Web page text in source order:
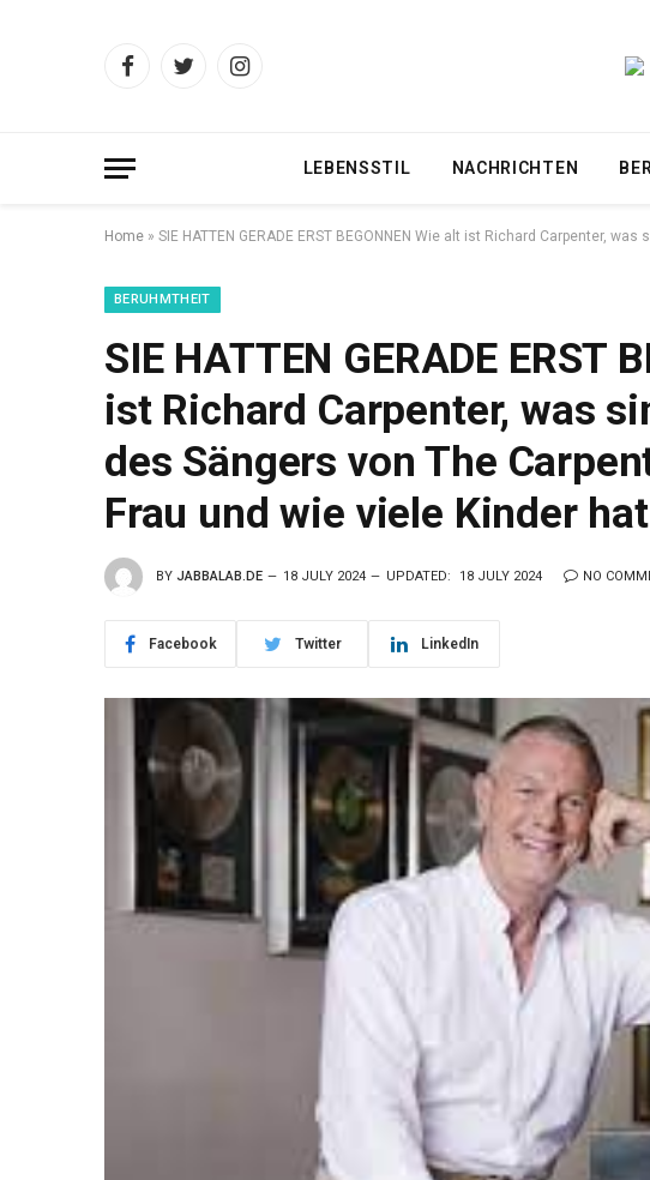
FacebookTwitterInstagram
LEBENSSTIL NACHRICHTEN
Home » SIE HATTEN GERADE ERST BEGONNEN Wie alt ist Richard Carpenter,
BERUHMTHEIT
SIE HATTEN GERADE ERST
ist Richard Carpenter, was
des Sängers von The
Frau und wie viele Kinder
BY JABBALAB.DE 18 JULY 2024 UPDATED: 18 JULY 2024 NO
Facebook Twitter LinkedIn